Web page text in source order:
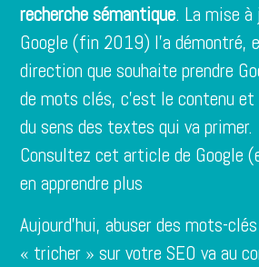
recherche sémantique. La mise à
Google (fin 2019) l’a démontré,
direction que souhaite prendre
de mots clés, c’est le contenu et
du sens des textes qui va primer.
Consultez cet article de Google
en apprendre plus
Aujourd’hui, abuser des mots-
« tricher » sur votre SEO va au